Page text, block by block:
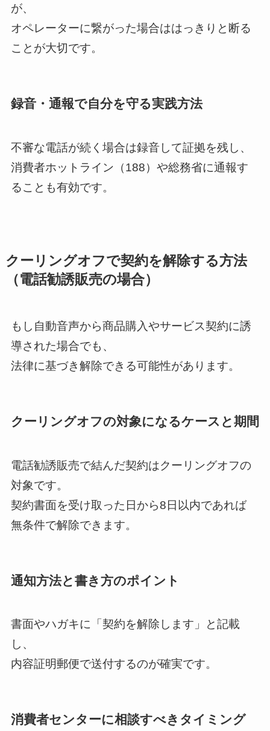
が、
オペレーターに繋がった場合ははっきりと断る
ことが大切です。
録音・通報で自分を守る実践方法
不審な電話が続く場合は録音して証拠を残し、
消費者ホットライン（188）や総務省に通報す
ることも有効です。
クーリングオフで契約を解除する方法
（電話勧誘販売の場合）
もし自動音声から商品購入やサービス契約に誘
導された場合でも、
法律に基づき解除できる可能性があります。
クーリングオフの対象になるケースと期間
電話勧誘販売で結んだ契約はクーリングオフの
対象です。
契約書面を受け取った日から8日以内であれば
無条件で解除できます。
通知方法と書き方のポイント
書面やハガキに「契約を解除します」と記載
し、
内容証明郵便で送付するのが確実です。
消費者センターに相談すべきタイミング